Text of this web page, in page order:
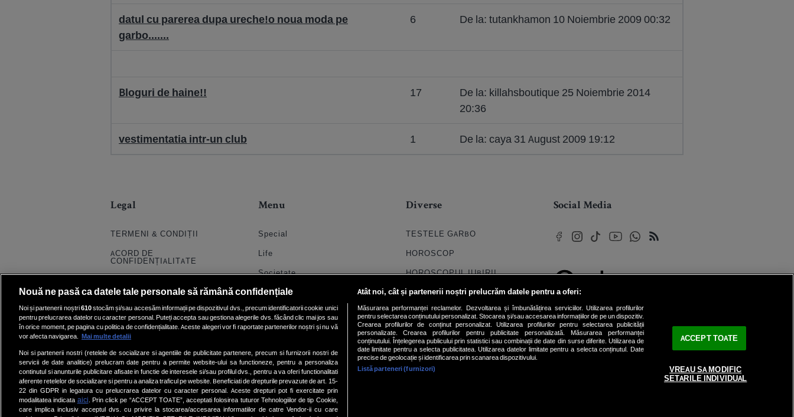
datul cu parerea dupa ureche!o noua moda pe
garbo.......
6 De la: tutankhamon 10 Noiembrie 2009 00:32
Bloguri de haine!! 17
De la: killahsboutique 25 Noiembrie 2014
20:36
vestimentatia intr-un club 1 De la: caya 31 August 2009 19:12
Legal
TERMENI & CONDIȚII
ACORD DE
CONFIDENȚIALITATE
PRELUCRAREA DATELOR
CONTACT
SETĂRI COOKIE
Menu
Special
Life
Societate
Stil
Horoscop
Quiz
Echipa
Video
Diverse
TESTELE GARBO
HOROSCOP
HOROSCOPUL IUBIRII
FORUMURI
TRATAMENTE NATURISTE
DICTIONARE NUME
Social Media
Toate drepturile rezervate
Nouă ne pasă ca datele tale personale să rămână confidențiale
Noi și partenerii noștri610stocăm și/sau accesăm informații pe dispozitivul dvs., precum identificatorii cookie unici
pentru prelucrarea datelor cu caracter personal. Puteți accepta sau gestiona alegerile dvs. făcând clic mai jos sau
în orice moment, pe pagina cu politica de confidențialitate. Aceste alegeri vor fi raportate partenerilor noștri și nu vă
vor afecta navigarea. Mai multe detalii
Noi si partenerii nostri (retelele de socializare si agentiile de publicitate partenere, precum si furnizorii nostri de
servicii de date analitice) prelucram date pentru a permite website-ului sa functioneze, pentru a personaliza
continutul si anunturile publicitare afisate in functie de interesele si/sau profilul dvs., pentru a va oferi functionalitati
aferente retelelor de socializare si pentru a analiza traficul pe website. Beneficiati de drepturile prevazute de art. 15-
22 din GDPR in legatura cu prelucrarea datelor cu caracter personal. Aceste drepturi pot fi exercitate prin
modalitatea indicata aici . Prin click pe “ACCEPT TOATE”, acceptati folosirea tuturor Tehnologiilor de tip Cookie,
care implica inclusiv acceptul dvs. cu privire la stocarea/accesarea informatiilor de catre Vendor-ii cu care
Atât noi, cât și partenerii noștri prelucrăm datele pentru a oferi:
Măsurarea performanței reclamelor. Dezvoltarea și îmbunătățirea serviciilor. Utilizarea profilurilor
pentru selectarea conținutului personalizat. Stocarea și/sau accesarea informațiilor de pe un dispozitiv.
Crearea profilurilor de conținut personalizat. Utilizarea profilurilor pentru selectarea publicității
personalizate. Crearea profilurilor pentru publicitate personalizată. Măsurarea performanței
conținutului. Înțelegerea publicului prin statistici sau combinații de date din surse diferite. Utilizarea de
date limitate pentru a selecta publicitatea. Utilizarea datelor limitate pentru a selecta conținutul. Date
precise de geolocație și identificarea prin scanarea dispozitivului.
Listă parteneri (furnizori)
ACCEPT TOATE
VREAU SA MODIFIC
SETARILE INDIVIDUAL